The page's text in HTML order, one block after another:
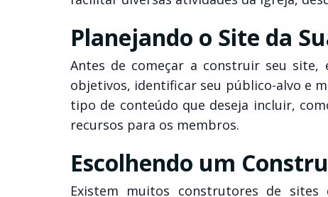
Planejando o Site da
Antes de começar a construir seu
objetivos, identificar seu público-alvo e
tipo de conteúdo que deseja incluir,
recursos para os membros.
Escolhendo um
Existem muitos construtores de sites